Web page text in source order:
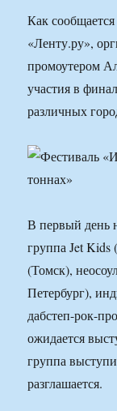
Как
«Ленту.ру»,
промоутером
участия в
различных
В первый день
группа Jet Kids
(Томск),
Петербург),
дабстеп-рок-
ожидается
группа
разглашается.